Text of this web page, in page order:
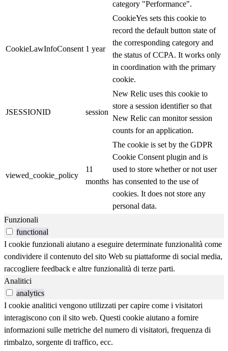
category "Performance".
CookieLawInfoConsent 1 year
CookieYes sets this cookie to
record the default button state of
the corresponding category and
the status of CCPA. It works only
in coordination with the primary
cookie.
JSESSIONID session
New Relic uses this cookie to
store a session identifier so that
New Relic can monitor session
counts for an application.
viewed_cookie_policy
11
months
The cookie is set by the GDPR
Cookie Consent plugin and is
used to store whether or not user
has consented to the use of
cookies. It does not store any
personal data.
Funzionali
functional
I cookie funzionali aiutano a eseguire determinate funzionalità come
condividere il contenuto del sito Web su piattaforme di social media,
raccogliere feedback e altre funzionalità di terze parti.
Analitici
analytics
I cookie analitici vengono utilizzati per capire come i visitatori
interagiscono con il sito web. Questi cookie aiutano a fornire
informazioni sulle metriche del numero di visitatori, frequenza di
rimbalzo, sorgente di traffico, ecc.